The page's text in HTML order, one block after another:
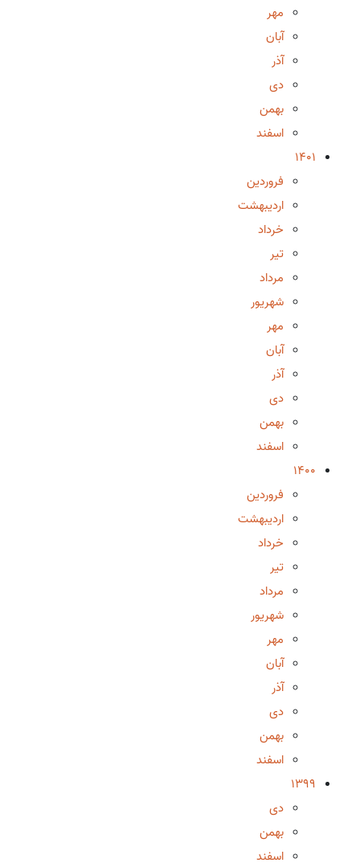
مهر
آبان
آذر
دی
بهمن
اسفند
1401
فروردین
اردیبهشت
خرداد
تیر
مرداد
شهریور
مهر
آبان
آذر
دی
بهمن
اسفند
1400
فروردین
اردیبهشت
خرداد
تیر
مرداد
شهریور
مهر
آبان
آذر
دی
بهمن
اسفند
1399
دی
بهمن
اسفند